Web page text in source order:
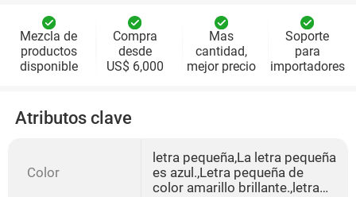
Mezcla de
productos
disponible
Compra
desde
US$ 6,000
Mas
cantidad,
mejor precio
Soporte
para
importadores
Atributos clave
Color
letra pequeña,La letra pequeña
es azul.,Letra pequeña de
color amarillo brillante.,letra